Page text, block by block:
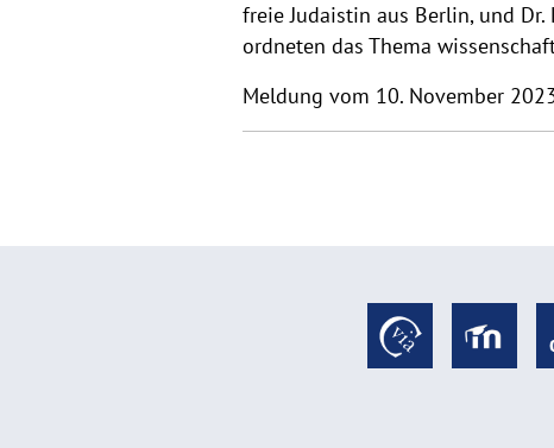
freie Judaistin aus Berlin, und Dr.
ordneten das Thema
Meldung vom 10. November